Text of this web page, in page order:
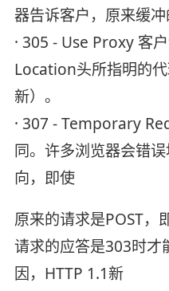
器告诉客户，原来缓冲
· 305 - Use Proxy 客
Location头所指明的
新）。
· 307 - Temporary
同。许多浏览器会错
向，即使
原来的请求是POST，
请求的应答是303时才
因，HTTP 1.1新